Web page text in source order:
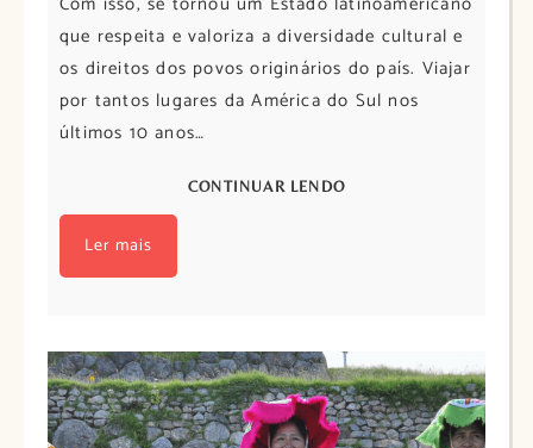
que respeita e valoriza a diversidade cultural e
os direitos dos povos originários do país. Viajar
por tantos lugares da América do Sul nos
últimos 10 anos…
CONTINUAR LENDO
Ler mais